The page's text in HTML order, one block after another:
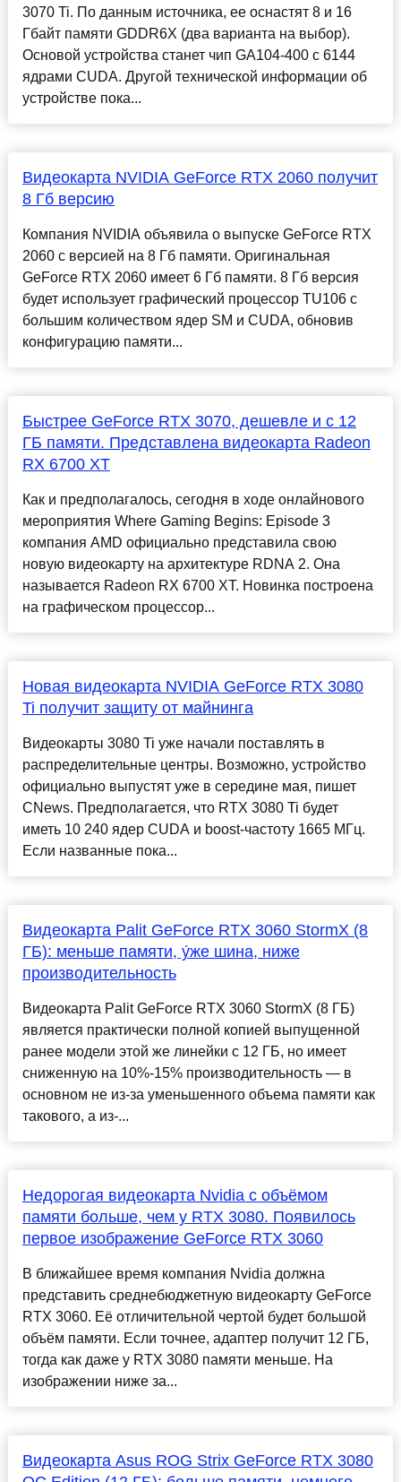
3070 Ti. По данным источника, ее оснастят 8 и 16
Гбайт памяти GDDR6X (два варианта на выбор).
Основой устройства станет чип GA104-400 с 6144
ядрами CUDA. Другой технической информации об
устройстве пока...
Видеокарта NVIDIA GeForce RTX 2060 получит
8 Гб версию
Компания NVIDIA объявила о выпуске GeForce RTX
2060 с версией на 8 Гб памяти. Оригинальная
GeForce RTX 2060 имеет 6 Гб памяти. 8 Гб версия
будет использует графический процессор TU106 с
большим количеством ядер SM и CUDA, обновив
конфигурацию памяти...
Быстрее GeForce RTX 3070, дешевле и с 12
ГБ памяти. Представлена видеокарта Radeon
RX 6700 XT
Как и предполагалось, сегодня в ходе онлайнового
мероприятия Where Gaming Begins: Episode 3
компания AMD официально представила свою
новую видеокарту на архитектуре RDNA 2. Она
называется Radeon RX 6700 XT. Новинка построена
на графическом процессор...
Новая видеокарта NVIDIA GeForce RTX 3080
Ti получит защиту от майнинга
Видеокарты 3080 Ti уже начали поставлять в
распределительные центры. Возможно, устройство
официально выпустят уже в середине мая, пишет
CNews. Предполагается, что RTX 3080 Ti будет
иметь 10 240 ядер CUDA и boost-частоту 1665 МГц.
Если названные пока...
Видеокарта Palit GeForce RTX 3060 StormX (8
ГБ): меньше памяти, у́же шина, ниже
производительность
Видеокарта Palit GeForce RTX 3060 StormX (8 ГБ)
является практически полной копией выпущенной
ранее модели этой же линейки с 12 ГБ, но имеет
сниженную на 10%-15% производительность — в
основном не из-за уменьшенного объема памяти как
такового, а из-...
Недорогая видеокарта Nvidia с объёмом
памяти больше, чем у RTX 3080. Появилось
первое изображение GeForce RTX 3060
В ближайшее время компания Nvidia должна
представить среднебюджетную видеокарту GeForce
RTX 3060. Её отличительной чертой будет большой
объём памяти. Если точнее, адаптер получит 12 ГБ,
тогда как даже у RTX 3080 памяти меньше. На
изображении ниже за...
Видеокарта Asus ROG Strix GeForce RTX 3080